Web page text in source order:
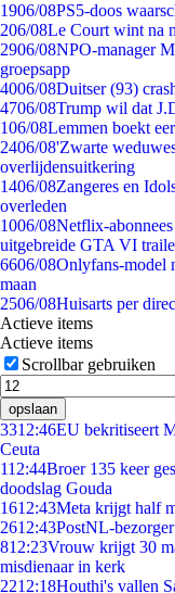
1906/08PS5-doos
206/08Le Court wint na
2906/08NPO-manager
groepsapp
4006/08Duitser (93)
4706/08Trump wil dat
106/08Lemmen boekt
2406/08'Zwarte
overlijdensuitkering
1406/08Zangeres en
overleden
1006/08Netflix-
uitgebreide GTA VI
6606/08Onlyfans-model
maan
2506/08Huisarts per
Actieve items
Actieve items
Scrollbar gebruiken
opslaan
3312:46EU bekritiseert
Ceuta
112:44Broer 135 keer
doodslag Gouda
1612:43Meta krijgt half
2612:43PostNL-
812:23Vrouw krijgt 30
misdienaar in kerk
2212:18Houthi's vallen